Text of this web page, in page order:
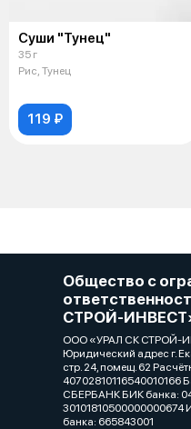
Суши "Тунец"
35 г
Рис, Тунец
119 ₽
Общество с
СТРОЙ-
ООО «УРАЛ СК СТРОЙ-
Юридический адрес г.
стр. 24, помещ. 62
СБЕРБАНК БИК банка:
банка: 665843001